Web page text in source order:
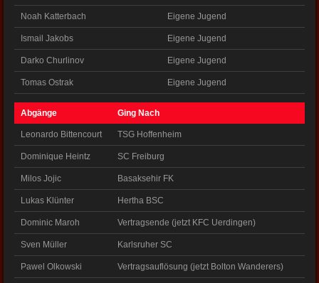
Noah Katterbach Eigene Jugend
Ismail Jakobs Eigene Jugend
Darko Churlinov Eigene Jugend
Tomas Ostrak Eigene Jugend
Abgänge Ging Nach
Leonardo Bittencourt TSG Hoffenheim
Dominique Heintz SC Freiburg
Milos Jojic Basaksehir FK
Lukas Klünter Hertha BSC
Dominic Maroh Vertragsende (jetzt KFC Uerdingen)
Sven Müller Karlsruher SC
Pawel Olkowski Vertragsauflösung (jetzt Bolton Wanderers)